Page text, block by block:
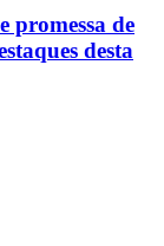
promessa de
desta